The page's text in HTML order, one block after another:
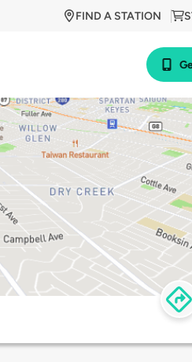
FIND A STATION